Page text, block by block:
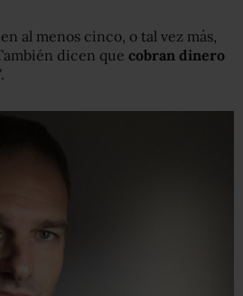
al menos cinco, o tal vez más,
dicen que cobran dinero